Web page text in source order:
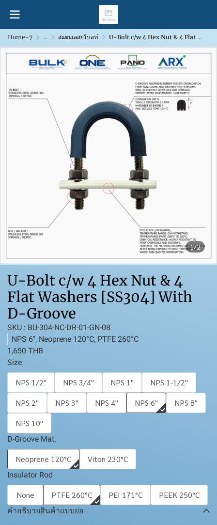
Home-7 ... สแตนเลสยูโบลท์ U-Bolt c/w 4 Hex Nut & 4 Flat Washers [SS304] With D-Groove
1/2
U-Bolt c/w 4 Hex Nut & 4
Flat Washers [SS304] With
D-Groove
SKU : BU-304-NC-DR-01-GN-08
NPS 6'', Neoprene 120°C, PTFE 260°C
1,650 THB
Size
NPS 1/2'' NPS 3/4'' NPS 1''
NPS 1-1/2''
NPS 2''
NPS 3'' NPS 4'' NPS 6''
NPS 8''
NPS 10''
D-Groove Mat.
Neoprene 120°C Viton 230°C
Insulator Rod
None PTFE 260°C PEI 171°C PEEK 250°C
คำอธิบายสินค้าแบบย่อ